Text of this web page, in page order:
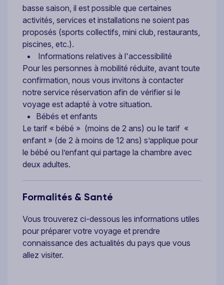
basse saison, il est possible que certaines
activités, services et installations ne soient pas
proposés (sports collectifs, mini club, restaurants,
piscines, etc.).
Informations relatives à l'accessibilité
Pour les personnes à mobilité réduite, avant toute
confirmation, nous vous invitons à contacter
notre service réservation afin de vérifier si le
voyage est adapté à votre situation.
Bébés et enfants
Le tarif « bébé » (moins de 2 ans) ou le tarif «
enfant » (de 2 à moins de 12 ans) s’applique pour
le bébé ou l’enfant qui partage la chambre avec
deux adultes.
Formalités & Santé
Vous trouverez ci-dessous les informations utiles
pour préparer votre voyage et prendre
connaissance des actualités du pays que vous
allez visiter.